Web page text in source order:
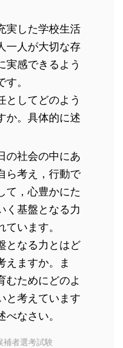
実した学校生活
一人が大切な存
実感できるよう
。
してどのよう
か。具体的に述
の社会の中にあ
ら考え，行動で
て，心豊かにた
く基盤となる力
います。
となる力とはど
えますか。ま
むためにどのよ
と考えています
なさい。
者選考試験